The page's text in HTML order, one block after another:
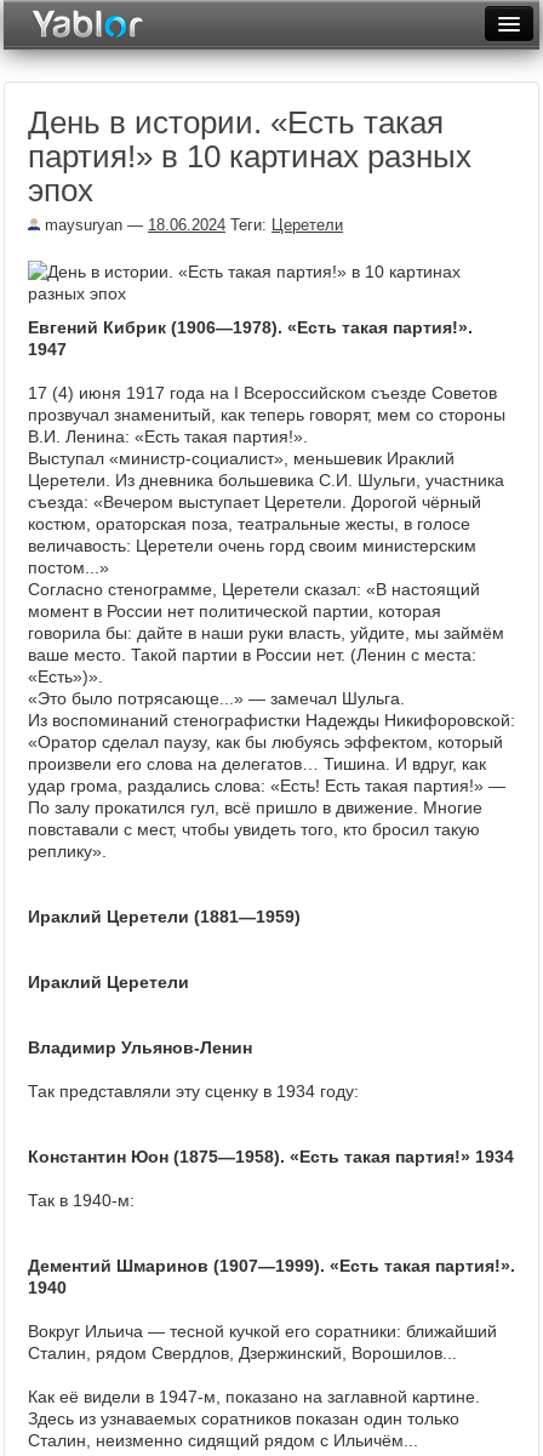
Неделя
Месяц
Рейтинги
Архив
День в истории. «Есть такая
партия!» в 10 картинах разных
эпох
maysuryan — 18.06.2024 Теги: Церетели
Евгений Кибрик (1906—1978). «Есть такая партия!».
1947
17 (4) июня 1917 года на I Всероссийском съезде Советов
прозвучал знаменитый, как теперь говорят, мем со стороны
В.И. Ленина: «Есть такая партия!».
Выступал «министр-социалист», меньшевик Ираклий
Церетели. Из дневника большевика С.И. Шульги, участника
съезда: «Вечером выступает Церетели. Дорогой чёрный
костюм, ораторская поза, театральные жесты, в голосе
величавость: Церетели очень горд своим министерским
постом...»
Согласно стенограмме, Церетели сказал: «В настоящий
момент в России нет политической партии, которая
говорила бы: дайте в наши руки власть, уйдите, мы займём
ваше место. Такой партии в России нет. (Ленин с места:
«Есть»)».
«Это было потрясающе...» — замечал Шульга.
Из воспоминаний стенографистки Надежды Никифоровской:
«Оратор сделал паузу, как бы любуясь эффектом, который
произвели его слова на делегатов… Тишина. И вдруг, как
удар грома, раздались слова: «Есть! Есть такая партия!» —
По залу прокатился гул, всё пришло в движение. Многие
повставали с мест, чтобы увидеть того, кто бросил такую
реплику».
Ираклий Церетели (1881—1959)
Ираклий Церетели
Владимир Ульянов-Ленин
Так представляли эту сценку в 1934 году:
Константин Юон (1875—1958). «Есть такая партия!» 1934
Так в 1940-м:
Дементий Шмаринов (1907—1999). «Есть такая партия!».
1940
Вокруг Ильича — тесной кучкой его соратники: ближайший
Сталин, рядом Свердлов, Дзержинский, Ворошилов...
Как её видели в 1947-м, показано на заглавной картине.
Здесь из узнаваемых соратников показан один только
Сталин, неизменно сидящий рядом с Ильичём...